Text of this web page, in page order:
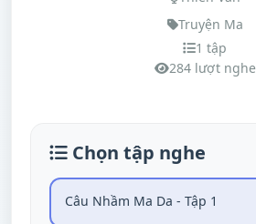
Truyện Ma
1 tập
284 lượt nghe
Chọn tập nghe
Câu Nhầm Ma Da - Tập 1